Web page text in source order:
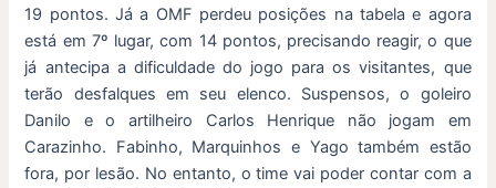
19 pontos. Já a OMF perdeu posições na tabela e agora
está em 7º lugar, com 14 pontos, precisando reagir, o que
já antecipa a dificuldade do jogo para os visitantes, que
terão desfalques em seu elenco. Suspensos, o goleiro
Danilo e o artilheiro Carlos Henrique não jogam em
Carazinho. Fabinho, Marquinhos e Yago também estão
fora, por lesão. No entanto, o time vai poder contar com a